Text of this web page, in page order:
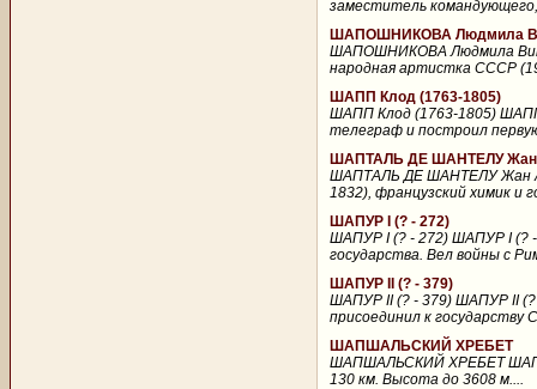
заместитель
ШАПОШНИКОВА Людмила
ШАПОШНИКОВА Людмила
народная артистка СССР
ШАПП Клод (1763-1805)
ШАПП Клод (1763-1805) ШАПП
телеграф и построил
ШАПТАЛЬ ДЕ ШАНТЕЛУ Жан
ШАПТАЛЬ ДЕ ШАНТЕЛУ Жан
1832), французский химик и
ШАПУР I (? - 272)
ШАПУР I (? - 272) ШАПУР I (? -
государства. Вел войны с
ШАПУР II (? - 379)
ШАПУР II (? - 379) ШАПУР II (?
присоединил к государству
ШАПШАЛЬСКИЙ ХРЕБЕТ
ШАПШАЛЬСКИЙ ХРЕБЕТ
130 км. Высота до 3608 м....